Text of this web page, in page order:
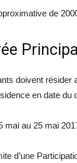
de
doivent résider
en date du
mai au 25 mai
d’une